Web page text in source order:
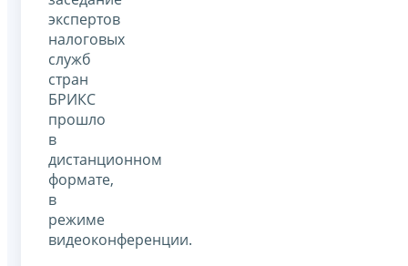
экспертов
налоговых
служб
стран
БРИКС
прошло
в
дистанционном
формате,
в
режиме
видеоконференции.